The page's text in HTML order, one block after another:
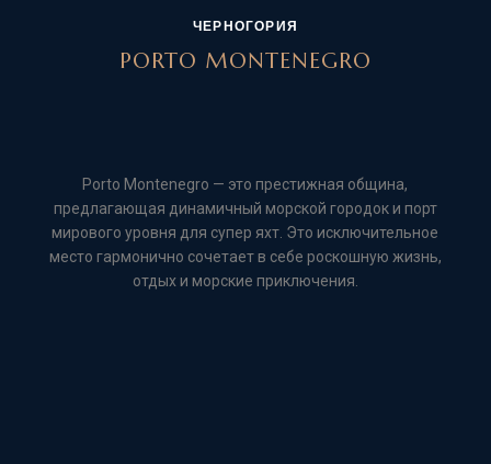
ЧЕРНОГОРИЯ
PORTO MONTENEGRO
Porto Montenegro — это престижная община,
предлагающая динамичный морской городок и порт
мирового уровня для супер яхт. Это исключительное
место гармонично сочетает в себе роскошную жизнь,
отдых и морские приключения.